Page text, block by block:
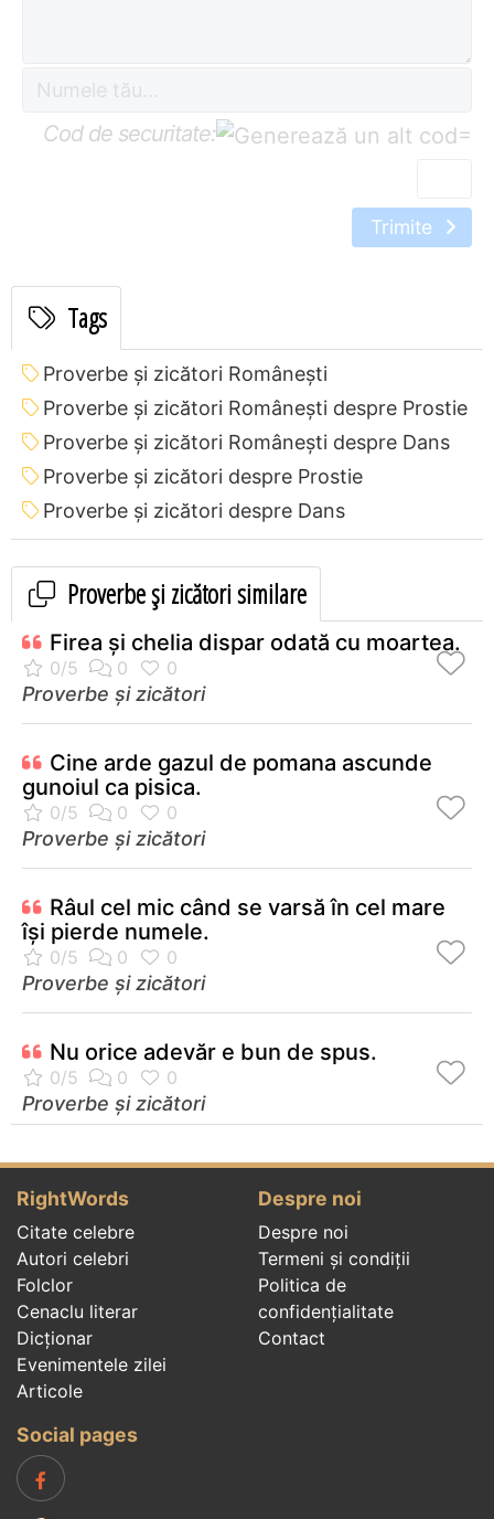
Cod de securitate: =
Trimite
Tags
Proverbe și zicători Româneşti
Proverbe și zicători Româneşti despre Prostie
Proverbe și zicători Româneşti despre Dans
Proverbe și zicători despre Prostie
Proverbe și zicători despre Dans
Proverbe și zicători similare
Firea şi chelia dispar odată cu moartea.
Proverbe și zicători
Cine arde gazul de pomana ascunde
gunoiul ca pisica.
Proverbe și zicători
Râul cel mic când se varsă în cel mare
îşi pierde numele.
Proverbe și zicători
Nu orice adevăr e bun de spus.
Proverbe și zicători
RightWords
Citate celebre
Autori celebri
Folclor
Cenaclu literar
Dicționar
Evenimentele zilei
Articole
Despre noi
Despre noi
Termeni și condiții
Politica de
confidenţialitate
Contact
Social pages